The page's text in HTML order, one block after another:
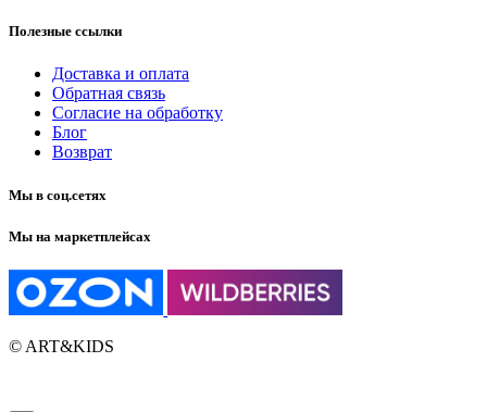
Полезные ссылки
Доставка и оплата
Обратная связь
Согласие на обработку
Блог
Возврат
Мы в соц.сетях
Мы на маркетплейсах
© ART&KIDS